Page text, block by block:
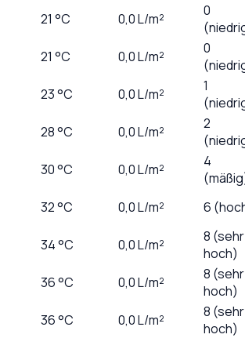
21 °C 0,0L/m²
0
21 °C 0,0L/m²
0
23°C 0,0L/m²
1
28°C 0,0L/m²
2
30°C 0,0L/m²
4
32°C 0,0L/m²
6
34°C 0,0L/m²
8 (sehr
hoch)
36°C 0,0L/m²
8 (sehr
hoch)
36°C 0,0L/m²
8 (sehr
hoch)